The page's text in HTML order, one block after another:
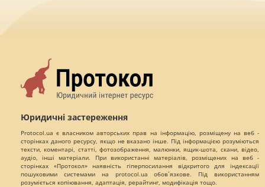
Юридичні застереження
Protocol.ua є власником авторських прав на інформацію, розміщену на веб -
сторінках даного ресурсу, якщо не вказано інше. Під інформацією розуміються
тексти, коментарі, статті, фотозображення, малюнки, ящик-шота, скани, відео,
аудіо, інші матеріали. При використанні матеріалів, розміщених на веб -
сторінках «Протокол» наявність гіперпосилання відкритого для індексації
пошуковими системами на protocol.ua обов`язкове. Під використанням
розуміється копіювання, адаптація, рерайтинг, модифікація тощо.